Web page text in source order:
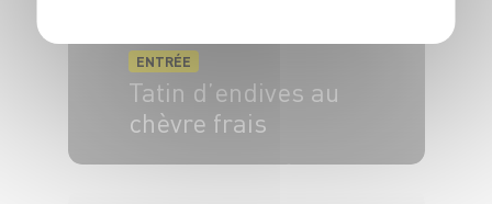
ENTRÉE
Tatin d’endives au
chèvre frais